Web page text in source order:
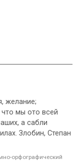
желание;
мы ото всей
а сабли
Злобин, Степан
орфографический